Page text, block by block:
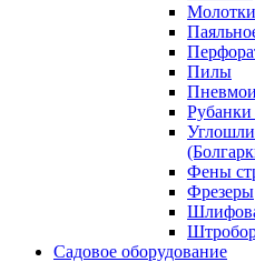
Пилы
Рубанки
Фены
Фрезеры
Садовое оборудование